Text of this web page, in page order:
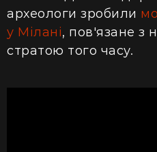
археологи зробили
у Мілані, пов'язане з
стратою того часу.